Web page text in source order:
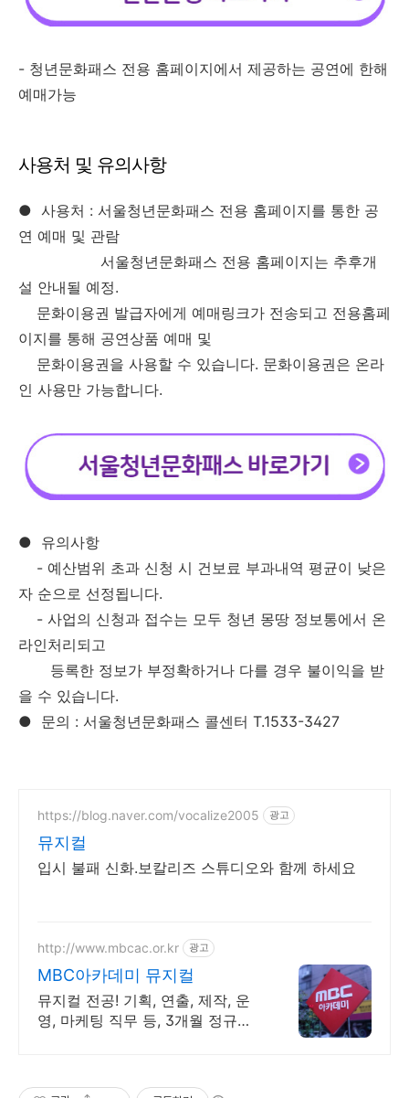
- 청년문화패스 전용 홈페이지에서 제공하는 공연에 한해
예매가능
사용처 및 유의사항
● 사용처 : 서울청년문화패스 전용 홈페이지를 통한 공
연 예매 및 관람
서울청년문화패스 전용 홈페이지는 추후개
설 안내될 예정.
문화이용권 발급자에게 예매링크가 전송되고 전용홈페
이지를 통해 공연상품 예매 및
문화이용권을 사용할 수 있습니다. 문화이용권은 온라
인 사용만 가능합니다.
● 유의사항
- 예산범위 초과 신청 시 건보료 부과내역 평균이 낮은
자 순으로 선정됩니다.
- 사업의 신청과 접수는 모두 청년 몽땅 정보통에서 온
라인처리되고
등록한 정보가 부정확하거나 다를 경우 불이익을 받
을 수 있습니다.
● 문의 : 서울청년문화패스 콜센터 T.1533-3427
https://blog.naver.com/vocalize2005 광고
뮤지컬
입시 불패 신화.보칼리즈 스튜디오와 함께 하세요
http://www.mbcac.or.kr 광고
MBC아카데미 뮤지컬
뮤지컬 전공! 기획, 연출, 제작, 운
영, 마케팅 직무 등, 3개월 정규과